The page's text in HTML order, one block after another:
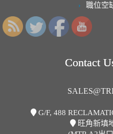
職位空
Contact
G/F, 488
旺角新填